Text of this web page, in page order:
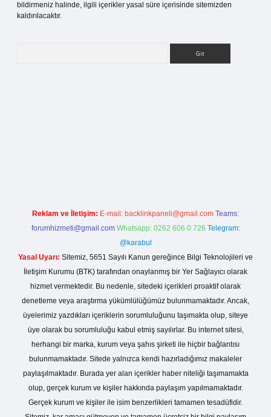
bildirmeniz halinde, ilgili içerikler yasal süre içerisinde sitemizden
kaldırılacaktır.
Reklam ve İletişim: E-mail: backlinkpaneli@gmail.com Teams:
forumhizmeti@gmail.com Whatsapp: 0262 606 0 726 Telegram:
@karabul
Yasal Uyarı: Sitemiz, 5651 Sayılı Kanun gereğince Bilgi Teknolojileri ve
İletişim Kurumu (BTK) tarafından onaylanmış bir Yer Sağlayıcı olarak
hizmet vermektedir. Bu nedenle, sitedeki içerikleri proaktif olarak
denetleme veya araştırma yükümlülüğümüz bulunmamaktadır. Ancak,
üyelerimiz yazdıkları içeriklerin sorumluluğunu taşımakta olup, siteye
üye olarak bu sorumluluğu kabul etmiş sayılırlar. Bu internet sitesi,
herhangi bir marka, kurum veya şahıs şirketi ile hiçbir bağlantısı
bulunmamaktadır. Sitede yalnızca kendi hazırladığımız makaleler
paylaşılmaktadır. Burada yer alan içerikler haber niteliği taşımamakta
olup, gerçek kurum ve kişiler hakkında paylaşım yapılmamaktadır.
Gerçek kurum ve kişiler ile isim benzerlikleri tamamen tesadüfidir.